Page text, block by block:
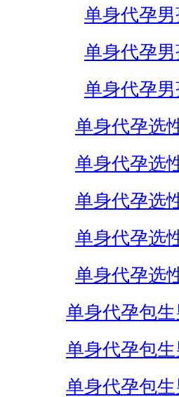
单身代孕
单身代孕
单身代孕男
单身代孕选
单身代孕选
单身代孕选
单身代孕选
单身代孕选
单身代孕包
单身代孕包
单身代孕包